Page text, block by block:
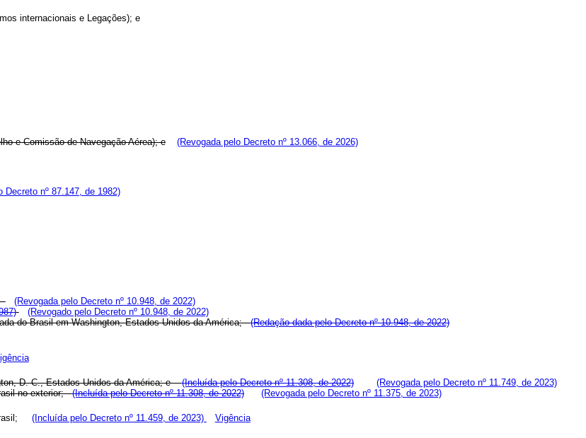
internacionais e Legações); e
e Comissão de Navegação Aérea); e (Revogada pelo Decreto nº 13.066, de 2026)
Decreto nº 87.147, de 1982)
(Revogada pelo Decreto nº 10.948, de 2022)
(Revogado pelo Decreto nº 10.948, de 2022)
do Brasil em Washington, Estados Unidos da América;(Redação dada pelo Decreto nº 10.948, de 2022)
D. C., Estados Unidos da América; e(Incluída pelo Decreto nº 11.308, de 2022)
(Revogada pelo Decreto nº 11.749, de 2023)
no exterior;(Incluída pelo Decreto nº 11.308, de 2022) (Revogada pelo Decreto nº 11.375, de 2023)
(Incluída pelo Decreto nº 11.459, de 2023) Vigência